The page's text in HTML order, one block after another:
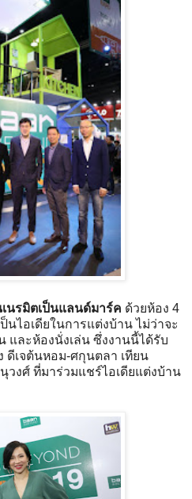
นรมิตเป็นแลนด์มาร์ค ด้วยห้อง 4
นไอเดียในการแต่งบ้าน ไม่ว่าจะ
และห้องนั่งเล่น ซึ่งงานนี้ได้รับ
ดีเจต้นหอม-ศกุนตลา เทียน
วงศ์ ที่มาร่วมแชร์ไอเดียแต่งบ้าน